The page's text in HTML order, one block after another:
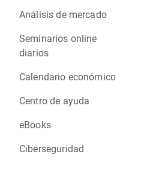
Análisis de mercado
Seminarios online
diarios
Calendario económico
Centro de ayuda
eBooks
Ciberseguridad